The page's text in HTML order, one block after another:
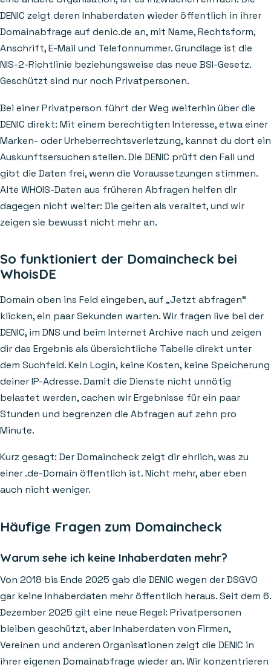
DENIC zeigt deren Inhaberdaten wieder öffentlich in ihrer
Domainabfrage auf denic.de an, mit Name, Rechtsform,
Anschrift, E-Mail und Telefonnummer. Grundlage ist die
NIS-2-Richtlinie beziehungsweise das neue BSI-Gesetz.
Geschützt sind nur noch Privatpersonen.
Bei einer Privatperson führt der Weg weiterhin über die
DENIC direkt: Mit einem berechtigten Interesse, etwa einer
Marken- oder Urheberrechtsverletzung, kannst du dort ein
Auskunftsersuchen stellen. Die DENIC prüft den Fall und
gibt die Daten frei, wenn die Voraussetzungen stimmen.
Alte WHOIS-Daten aus früheren Abfragen helfen dir
dagegen nicht weiter: Die gelten als veraltet, und wir
zeigen sie bewusst nicht mehr an.
So funktioniert der Domaincheck bei
WhoisDE
Domain oben ins Feld eingeben, auf „Jetzt abfragen“
klicken, ein paar Sekunden warten. Wir fragen live bei der
DENIC, im DNS und beim Internet Archive nach und zeigen
dir das Ergebnis als übersichtliche Tabelle direkt unter
dem Suchfeld. Kein Login, keine Kosten, keine Speicherung
deiner IP-Adresse. Damit die Dienste nicht unnötig
belastet werden, cachen wir Ergebnisse für ein paar
Stunden und begrenzen die Abfragen auf zehn pro
Minute.
Kurz gesagt: Der Domaincheck zeigt dir ehrlich, was zu
einer .de-Domain öffentlich ist. Nicht mehr, aber eben
auch nicht weniger.
Häufige Fragen zum Domaincheck
Warum sehe ich keine Inhaberdaten mehr?
Von 2018 bis Ende 2025 gab die DENIC wegen der DSGVO
gar keine Inhaberdaten mehr öffentlich heraus. Seit dem 6.
Dezember 2025 gilt eine neue Regel: Privatpersonen
bleiben geschützt, aber Inhaberdaten von Firmen,
Vereinen und anderen Organisationen zeigt die DENIC in
ihrer eigenen Domainabfrage wieder an. Wir konzentrieren